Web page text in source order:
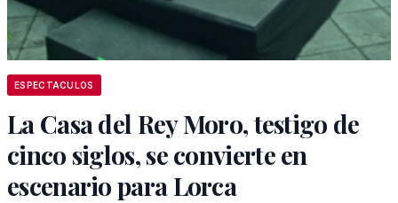
ESPECTACULOS
La Casa del Rey Moro, testigo de
cinco siglos, se convierte en
escenario para Lorca